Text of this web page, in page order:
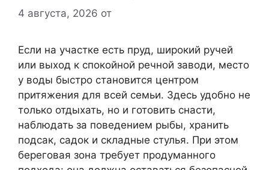
4 августа, 2026 от
Если на участке есть пруд, широкий ручей
или выход к спокойной речной заводи, место
у воды быстро становится центром
притяжения для всей семьи. Здесь удобно не
только отдыхать, но и готовить снасти,
наблюдать за поведением рыбы, хранить
подсак, садок и складные стулья. При этом
береговая зона требует продуманного